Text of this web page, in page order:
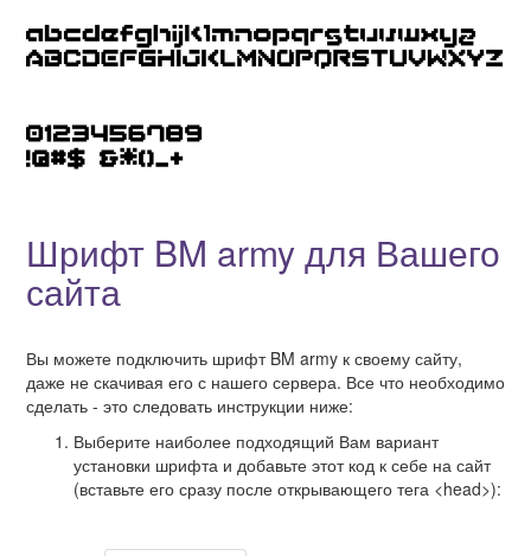
Шрифт BM army для Вашего
сайта
Вы можете подключить шрифт BM army к своему сайту,
даже не скачивая его с нашего сервера. Все что необходимо
сделать - это следовать инструкции ниже:
Выберите наиболее подходящий Вам вариант
установки шрифта и добавьте этот код к себе на сайт
(вставьте его сразу после открывающего тега <head>):